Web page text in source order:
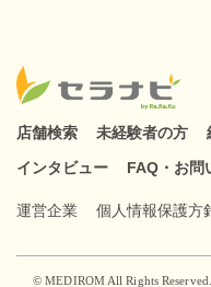
店舗検索 未経験者の方
インタビュー
FAQ・お問
運営企業 個人情報保護方
© MEDIROM All Rights Reserved.